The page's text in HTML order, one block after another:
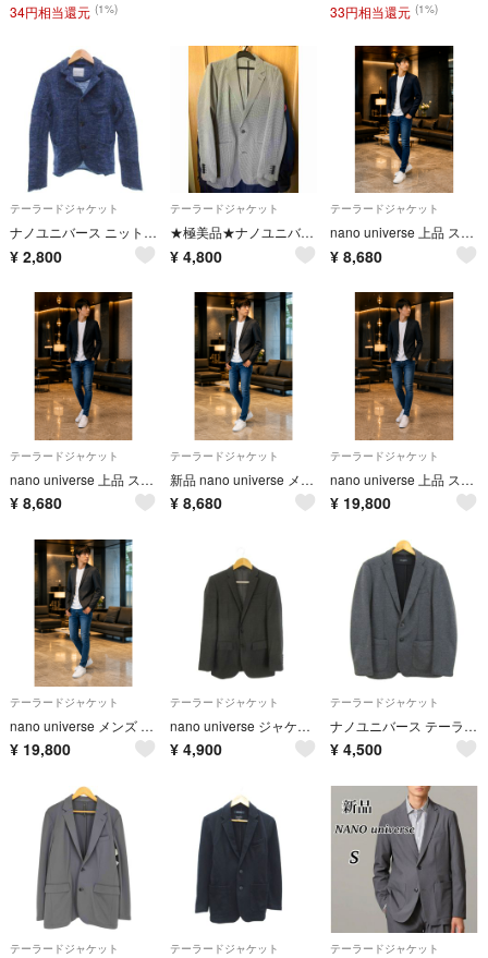
34円相当還元 (1%) 33円相当還元 (1%)
テーラードジャケット
ナノユニバース ニット テーラードジャケット 上着 麻 リネン S 青 ブルー
¥ 2,800
テーラードジャケット
★極美品★ナノユニバース テーラードジャケット ライトグレー/S
¥ 4,800
テーラードジャケット
nano universe 上品 ストライプ テーラード ジャケット Sサイズ
¥ 8,680
テーラードジャケット
nano universe 上品 ストライプテーラード ジャケット S ブラック
¥ 8,680
テーラードジャケット
新品 nano universe メンズ テーラードジャケット M ダークグレー
¥ 8,680
テーラードジャケット
nano universe 上品 ストライプテーラード ジャケット S ブラック
¥ 19,800
テーラードジャケット
nano universe メンズ テーラードジャケット M ダークグレー
¥ 19,800
テーラードジャケット
nano universe ジャケット 上着 46 グレー シャドーチェック柄
¥ 4,900
テーラードジャケット
ナノユニバース テーラードジャケット ブランド アウター メンズ Lサイズ グレー nano universe
¥ 4,500
テーラードジャケット テーラードジャケット テーラードジャケット